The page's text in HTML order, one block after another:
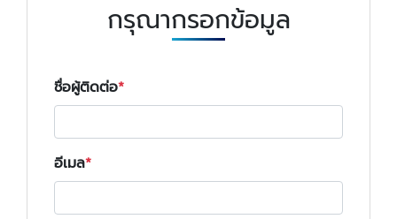
กรุณากรอกข้อมูล
ชื่อผู้ติดต่อ
อีเมล